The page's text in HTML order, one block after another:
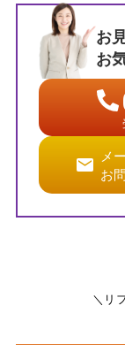
お
お
メ
お
＼リ